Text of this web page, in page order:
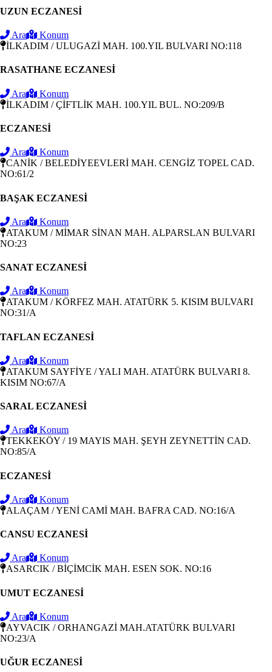
UZUN ECZANESİ
Ara
Konum
İLKADIM / ULUGAZİ MAH. 100.YIL BULVARI NO:118
RASATHANE ECZANESİ
Ara
Konum
İLKADIM / ÇİFTLİK MAH. 100.YIL BUL. NO:209/B
ECZANESİ
Ara
Konum
CANİK / BELEDİYEEVLERİ MAH. CENGİZ TOPEL CAD.
NO:61/2
BAŞAK ECZANESİ
Ara
Konum
ATAKUM / MİMAR SİNAN MAH. ALPARSLAN BULVARI
NO:23
SANAT ECZANESİ
Ara
Konum
ATAKUM / KÖRFEZ MAH. ATATÜRK 5. KISIM BULVARI
NO:31/A
TAFLAN ECZANESİ
Ara
Konum
ATAKUM SAYFİYE / YALI MAH. ATATÜRK BULVARI 8.
KISIM NO:67/A
SARAL ECZANESİ
Ara
Konum
TEKKEKÖY / 19 MAYIS MAH. ŞEYH ZEYNETTİN CAD.
NO:85/A
ECZANESİ
Ara
Konum
ALAÇAM / YENİ CAMİ MAH. BAFRA CAD. NO:16/A
CANSU ECZANESİ
Ara
Konum
ASARCIK / BİÇİMCİK MAH. ESEN SOK. NO:16
UMUT ECZANESİ
Ara
Konum
AYVACIK / ORHANGAZİ MAH.ATATÜRK BULVARI
NO:23/A
UĞUR ECZANESİ